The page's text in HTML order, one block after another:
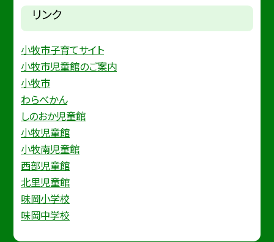
リンク
小牧市子育てサイト
小牧市児童館のご案内
小牧市
わらべかん
しのおか児童館
小牧児童館
小牧南児童館
西部児童館
北里児童館
味岡小学校
味岡中学校